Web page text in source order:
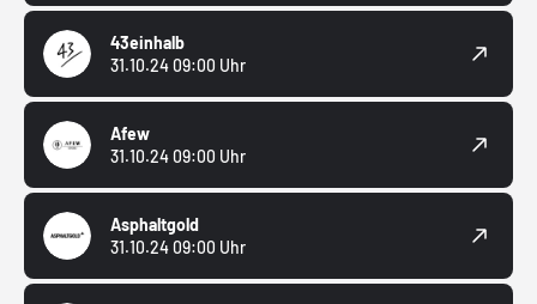
43einhalb
31.10.24 09:00 Uhr
Afew
31.10.24 09:00 Uhr
Asphaltgold
31.10.24 09:00 Uhr